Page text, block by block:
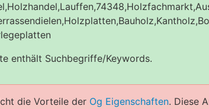
enthält Suchbegriffe/Keywords.
die Vorteile der Og Eigenschaften. Diese